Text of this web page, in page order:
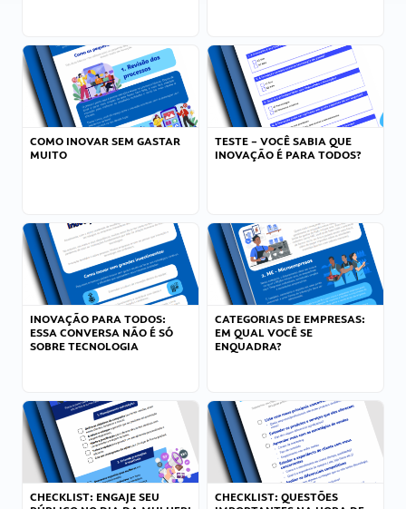
COMO INOVAR SEM GASTAR
MUITO
TESTE – VOCÊ SABIA QUE
INOVAÇÃO É PARA TODOS?
INOVAÇÃO PARA TODOS:
ESSA CONVERSA NÃO É SÓ
SOBRE TECNOLOGIA
CATEGORIAS DE EMPRESAS:
EM QUAL VOCÊ SE
ENQUADRA?
CHECKLIST: ENGAJE SEU
CHECKLIST: QUESTÕES